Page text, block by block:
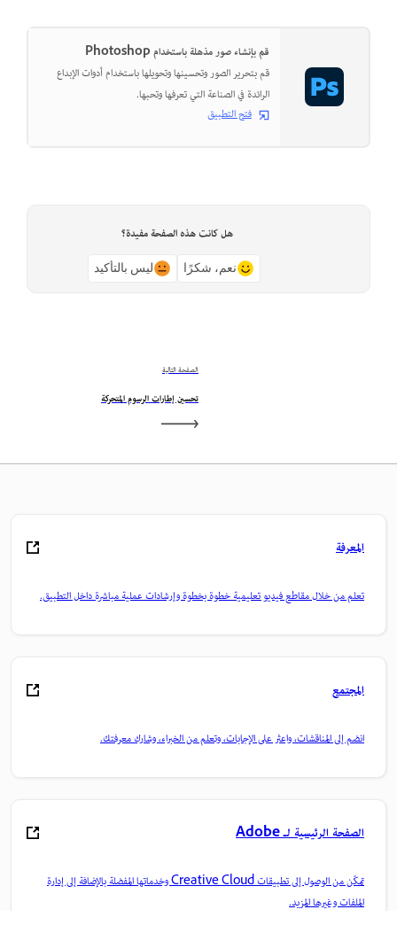
قم بإنشاء صور مذهلة باستخدام Photoshop
قم بتحرير الصور وتحسينها وتحويلها باستخدام أدوات الإبداع
الرائدة في الصناعة التي تعرفها وتحبها.
فتح التطبيق
هل كانت هذه الصفحة مفيدة؟
نعم، شكرًا ليس بالتأكيد
الصفحة التالية
تحسين إطارات الرسوم المتحركة
المعرفة
تعلم من خلال مقاطع فيديو تعليمية خطوة بخطوة وإرشادات عملية مباشرة داخل التطبيق.
المجتمع
انضم إلى المناقشات، واعثر على الإجابات، وتعلم من الخبراء، وشارك معرفتك.
الصفحة الرئيسية لـ Adobe
تمكّن من الوصول إلى تطبيقات Creative Cloud وخدماتها المفضلة بالإضافة إلى إدارة
الملفات وغيرها المزيد.